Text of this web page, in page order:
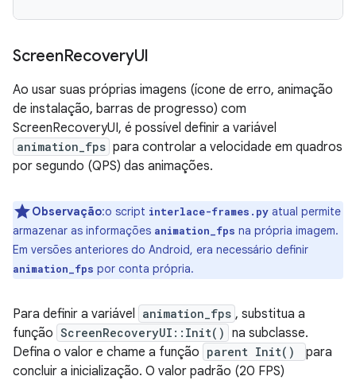
ScreenRecoveryUI
Ao usar suas próprias imagens (ícone de erro, animação
de instalação, barras de progresso) com
ScreenRecoveryUI, é possível definir a variável
animation_fps para controlar a velocidade em quadros
por segundo (QPS) das animações.
Observação:o script interlace-frames.py atual permite
armazenar as informações animation_fps na própria imagem.
Em versões anteriores do Android, era necessário definir
animation_fps por conta própria.
Para definir a variável animation_fps , substitua a
função ScreenRecoveryUI::Init() na subclasse.
Defina o valor e chame a função parent Init()
para
concluir a inicialização. O valor padrão (20 FPS)